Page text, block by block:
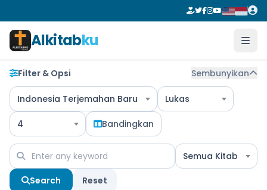
Alkitabku
Filter & Opsi Sembunyikan
Indonesia Terjemahan Baru Lukas
4 Bandingkan
Semua Kitab
Search Reset